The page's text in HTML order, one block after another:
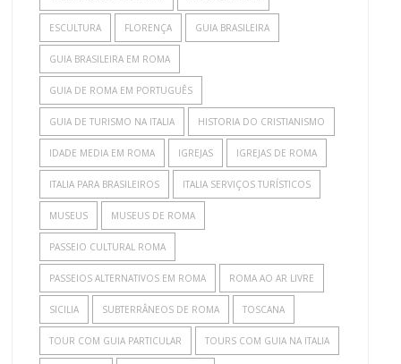
ESCULTURA FLORENÇA GUIA BRASILEIRA
GUIA BRASILEIRA EM ROMA
GUIA DE ROMA EM PORTUGUÊS
GUIA DE TURISMO NA ITALIA HISTORIA DO CRISTIANISMO
IDADE MEDIA EM ROMA IGREJAS IGREJAS DE ROMA
ITALIA PARA BRASILEIROS ITALIA SERVIÇOS TURÍSTICOS
MUSEUS MUSEUS DE ROMA
PASSEIO CULTURAL ROMA
PASSEIOS ALTERNATIVOS EM ROMA ROMA AO AR LIVRE
SICILIA SUBTERRÂNEOS DE ROMA TOSCANA
TOUR COM GUIA PARTICULAR TOURS COM GUIA NA ITALIA